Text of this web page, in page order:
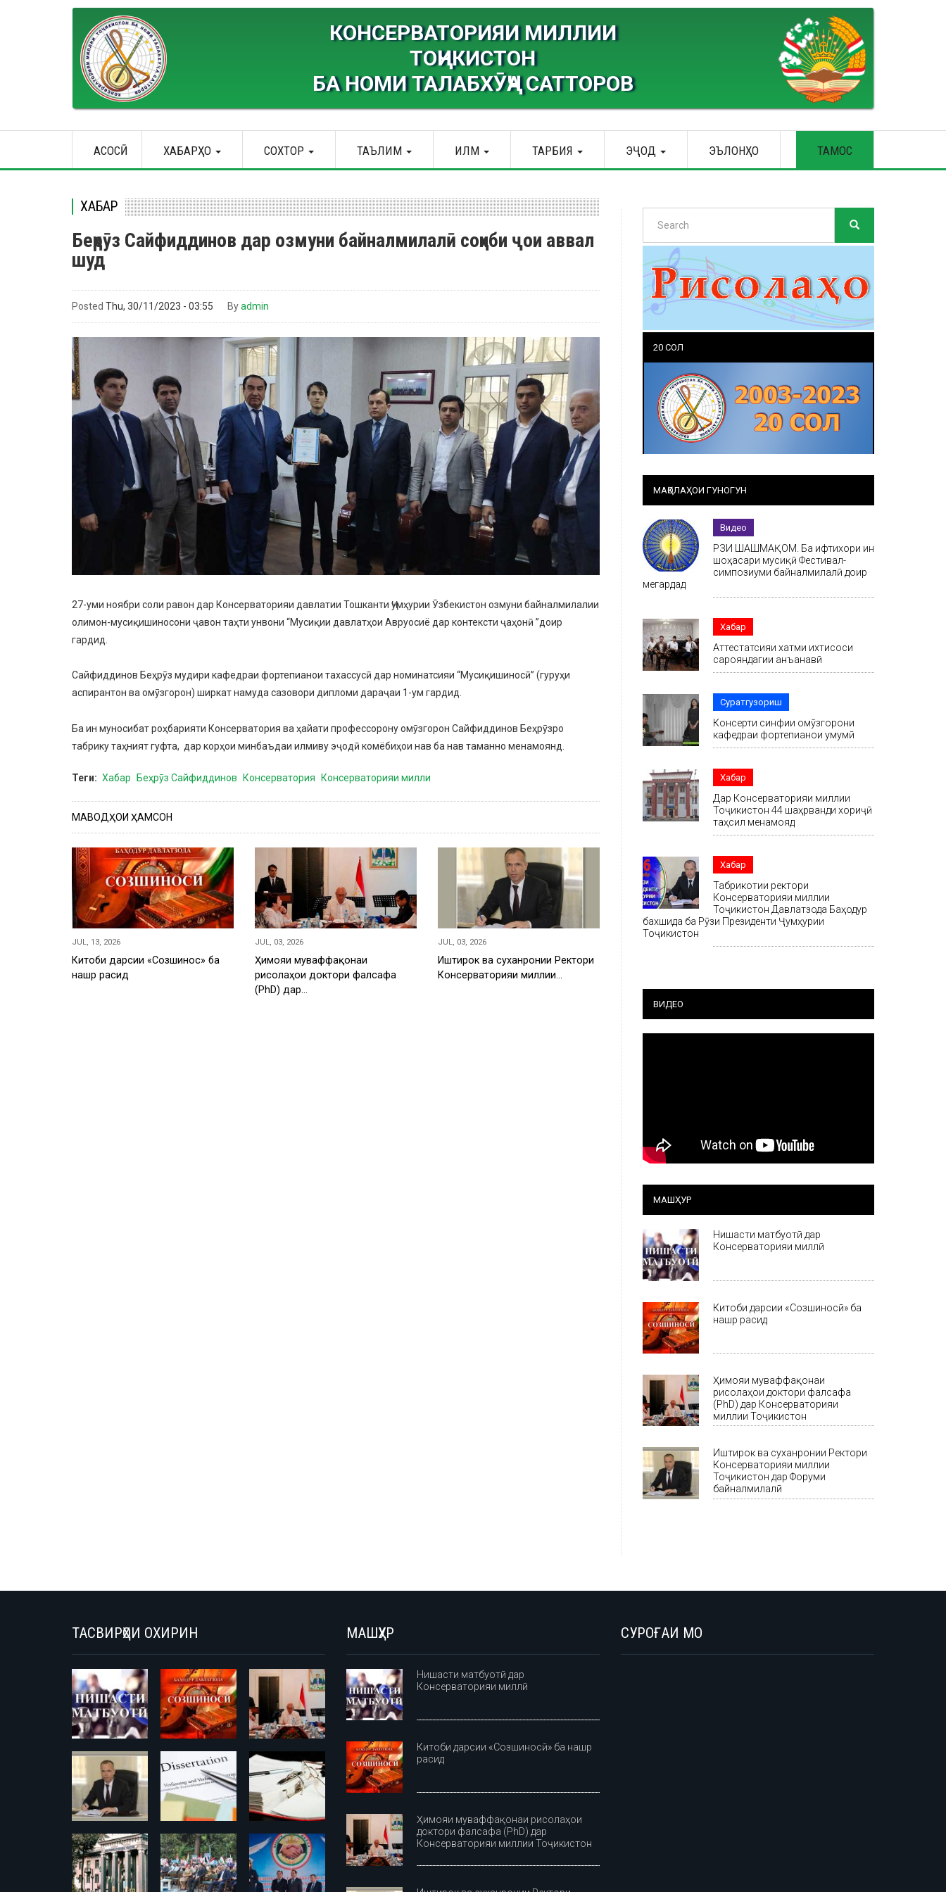
КОНСЕРВАТОРИЯИ МИЛЛИИ
ТОҶИКИСТОН
БА НОМИ ТАЛАБХӮҶА САТТОРОВ
navigation
АСОСӢ ХАБАРҲО СОХТОР ТАЪЛИМ ИЛМ ТАРБИЯ ЭҶОД ЭЪЛОНҲО ТАМОС
ХАБАР
Беҳрӯз Сайфиддинов дар озмуни байналмилалӣ соҳиби ҷои аввал
шуд
Posted Thu, 30/11/2023 - 03:55 Byadmin
27-уми ноябри соли равон дар Консерваторияи давлатии Тошканти Ҷумҳурии Ӯзбекистон озмуни байналмилалии
олимон-мусиқишиносони ҷавон таҳти унвони “Мусиқии давлатҳои Авруосиё дар контексти ҷаҳонӣ ”доир
гардид.
Сайфиддинов Беҳрӯз мудири кафедраи фортепианои тахассусӣ дар номинатсияи “Мусиқишиносӣ” (гуруҳи
аспирантон ва омӯзгорон) ширкат намуда сазовори дипломи дараҷаи 1-ум гардид.
Ба ин муносибат роҳбарияти Консерватория ва ҳайати профессорону омӯзгорон Сайфиддинов Беҳрӯзро
табрику таҳният гуфта, дар корҳои минбаъдаи илмиву эҷодӣ комёбиҳои нав ба нав таманно менамоянд.
Теги Хабар Беҳрӯз Сайфиддинов Консерватория Консерваторияи милли
МАВОДҲОИ ҲАМСОН
JUL, 13, 2026
Китоби дарсии «Созшиносӣ» ба
нашр расид
JUL, 03, 2026
Ҳимояи муваффақонаи
рисолаҳои доктори фалсафа
(PhD) дар…
JUL, 03, 2026
Иштирок ва суханронии Ректори
Консерваторияи миллии…
Search SEARCH
20 СОЛ
МАҚОЛАҲОИ ГУНОГУН
Видео
РӮЗИ ШАШМАҚОМ. Ба ифтихори ин
шоҳасари мусиқӣ Фестивал-
симпозиуми байналмилалӣ доир
мегардад
Хабар
Аттестатсияи хатми ихтисоси
сарояндагии анъанавӣ
Суратгузориш
Консерти синфии омӯзгорони
кафедраи фортепианои умумӣ
Хабар
Дар Консерваторияи миллии
Тоҷикистон 44 шаҳрванди хориҷӣ
таҳсил менамояд
Хабар
Табрикотии ректори
Консерваторияи миллии
Тоҷикистон Давлатзода Баҳодур
бахшида ба Рӯзи Президенти Ҷумҳурии
Тоҷикистон
ВИДЕО
МАШҲУР
Нишасти матбуотӣ дар
Консерваторияи миллӣ
Китоби дарсии «Созшиносӣ» ба
нашр расид
Ҳимояи муваффақонаи
рисолаҳои доктори фалсафа
(PhD) дар Консерваторияи
миллии Тоҷикистон
Иштирок ва суханронии Ректори
Консерваторияи миллии
Тоҷикистон дар Форуми
байналмилалӣ
ТАСВИРҲОИ ОХИРИН МАШҲУР
Нишасти матбуотӣ дар
Консерваторияи миллӣ
Китоби дарсии «Созшиносӣ» ба нашр
расид
Ҳимояи муваффақонаи рисолаҳои
доктори фалсафа (PhD) дар
Консерваторияи миллии Тоҷикистон
СУРОҒАИ МО